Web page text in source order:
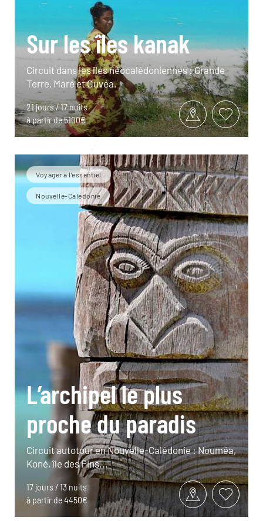
Sur les îles kanak
Circuit dans les îles néocalédoniennes : Grande
Terre, Maré et Ouvéa.
21 jours / 17 nuits
à partir de 5100€
Voyager à l’essentiel
Nouvelle-Calédonie
L’archipel le plus
proche du paradis
Circuit autotour en Nouvelle-Calédonie : Nouméa,
Koné, île des Pins...
17 jours / 13 nuits
à partir de 4450€